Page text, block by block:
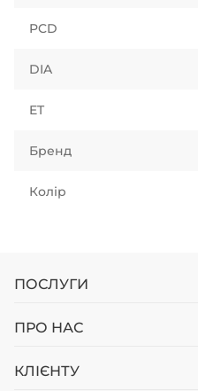
PCD
DIA
ET
Бренд
Колір
ПОСЛУГИ
ПРО НАС
КЛІЄНТУ